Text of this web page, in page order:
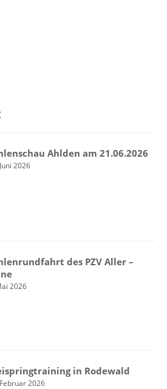
Ahlden am 21.06.2026
2026
des PZV Aller –
2026
in Rodewald
2026